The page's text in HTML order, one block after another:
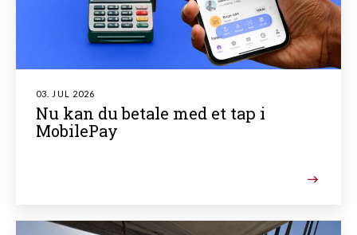
03. JUL 2026
Nu kan du betale med et tap i
MobilePay